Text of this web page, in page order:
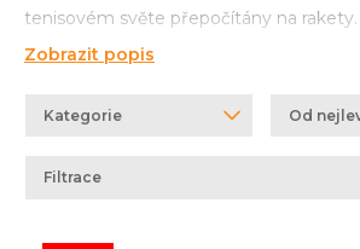
tenisovém světe přepočítány na
se jich pomyslně vleze do jednoho bagu.
o představu celkové velikosti. Podle
pojmou až
Zobrazit popis
Od
Kategorie
Filtrace